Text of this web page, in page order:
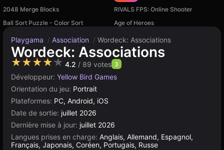
2048 Merge Blocks
RIVALS FPS: Online Shooter
Ball Sort Puzzle - Color Sort
Age of Heroes
Playgama / Association / Wordeck: Associations
Wordeck: Associations
★★★★★ 4.2 / 89 votes 3
Développeur: Yellow Bird Games
Orientation du jeu: Portrait
Plateformes: PC, Android, iOS
Date de sortie: juillet 2026
Dernière mise à jour: juillet 2026
Langues prises en charge: Anglais, Allemand, Espagnol,
Français, Japonais, Coréen, Portugais, Russe